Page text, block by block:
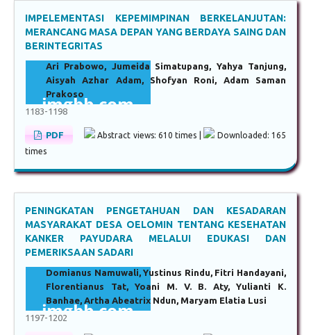
IMPELEMENTASI KEPEMIMPINAN BERKELANJUTAN:
MERANCANG MASA DEPAN YANG BERDAYA SAING DAN
BERINTEGRITAS
Ari Prabowo, Jumeida Simatupang, Yahya Tanjung,
Aisyah Azhar Adam, Shofyan Roni, Adam Saman
Prakoso
1183-1198
PDF Abstract views: 610 times |
Downloaded: 165
times
PENINGKATAN PENGETAHUAN DAN KESADARAN
MASYARAKAT DESA OELOMIN TENTANG KESEHATAN
KANKER PAYUDARA MELALUI EDUKASI DAN
PEMERIKSAAN SADARI
Domianus Namuwali, Yustinus Rindu, Fitri Handayani,
Florentianus Tat, Yoani M. V. B. Aty, Yulianti K.
Banhae, Artha Abeatrix Ndun, Maryam Elatia Lusi
1197-1202